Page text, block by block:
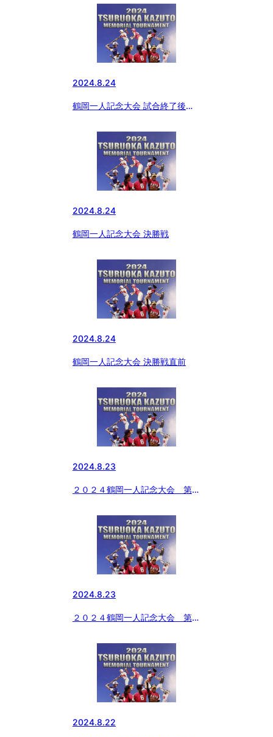
2024.8.24
鶴岡一人記念大会 試合終了後か
2024.8.24
鶴岡一人記念大会 決勝戦
2024.8.24
鶴岡一人記念大会 決勝戦直前
2024.8.23
２０２４鶴岡一人記念大会 第２
2024.8.23
２０２４鶴岡一人記念大会 第１
2024.8.22